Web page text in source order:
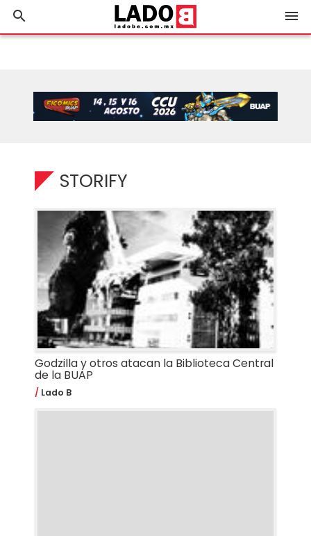
search menu
STORIFY
Godzilla y otros atacan la Biblioteca Central
de la BUAP
Lado B